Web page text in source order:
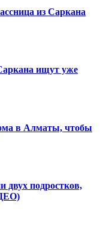
из Саркана
ищут уже
в Алматы, чтобы
двух подростков,